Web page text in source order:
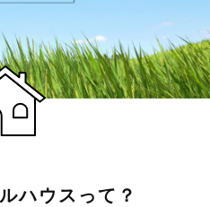
ハウスって？